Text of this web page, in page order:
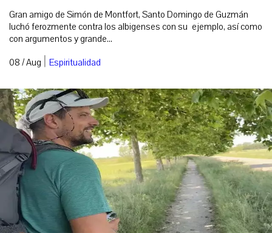
Gran amigo de Simón de Montfort, Santo Domingo de Guzmán
luchó ferozmente contra los albigenses con su ejemplo, así como
con argumentos y grande...
08 / Aug | Espiritualidad